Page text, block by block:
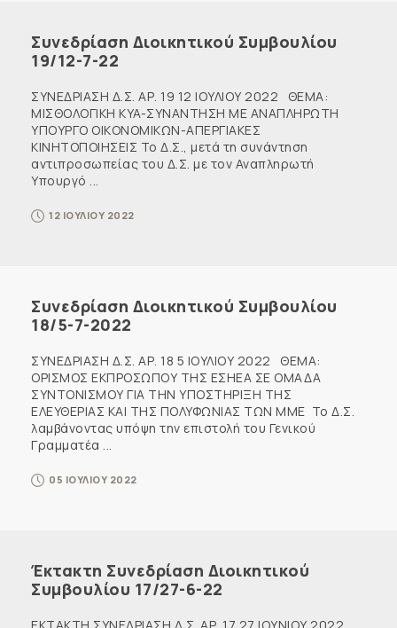
Συνεδρίαση Διοικητικού Συμβουλίου
19/12-7-22
ΣΥΝΕΔΡΙΑΣΗ Δ.Σ. ΑΡ. 19 12 ΙΟΥΛΙΟΥ 2022 ΘΕΜΑ:
ΜΙΣΘΟΛΟΓΙΚΗ KYA-ΣΥΝΑΝΤΗΣΗ ΜΕ ΑΝΑΠΛΗΡΩΤΗ
ΥΠΟΥΡΓΟ ΟΙΚΟΝΟΜΙΚΩΝ-ΑΠΕΡΓΙΑΚΕΣ
ΚΙΝΗΤΟΠΟΙΗΣΕΙΣ Το Δ.Σ., μετά τη συνάντηση
αντιπροσωπείας του Δ.Σ. με τον Αναπληρωτή
Υπουργό ...
12 ΙΟΥΛΙΟΥ 2022
Συνεδρίαση Διοικητικού Συμβουλίου
18/5-7-2022
ΣΥΝΕΔΡΙΑΣΗ Δ.Σ. ΑΡ. 18 5 ΙΟΥΛΙΟΥ 2022 ΘΕΜΑ:
ΟΡΙΣΜΟΣ ΕΚΠΡΟΣΩΠΟΥ ΤΗΣ ΕΣΗΕΑ ΣΕ ΟΜΑΔΑ
ΣΥΝΤΟΝΙΣΜΟΥ ΓΙΑ ΤΗΝ ΥΠΟΣΤΗΡΙΞΗ ΤΗΣ
ΕΛΕΥΘΕΡΙΑΣ ΚΑΙ ΤΗΣ ΠΟΛΥΦΩΝΙΑΣ ΤΩΝ ΜΜΕ Το Δ.Σ.
λαμβάνοντας υπόψη την επιστολή του Γενικού
Γραμματέα ...
05 ΙΟΥΛΙΟΥ 2022
Έκτακτη Συνεδρίαση Διοικητικού
Συμβουλίου 17/27-6-22